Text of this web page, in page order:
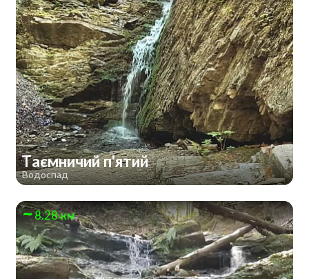
Таємничий п'ятий
Водоспад
8.28 км